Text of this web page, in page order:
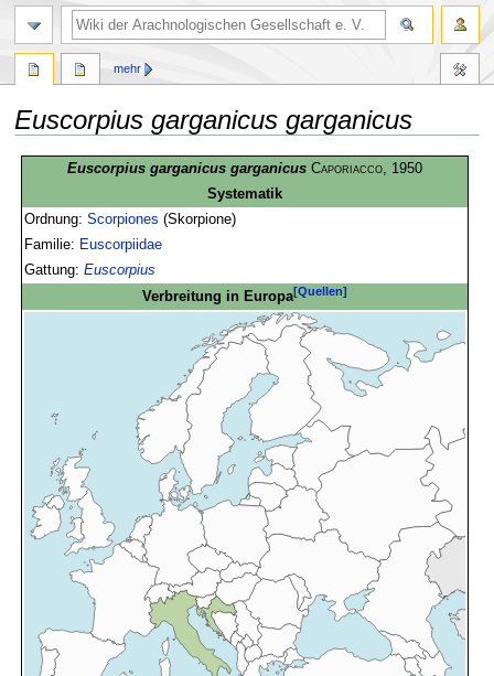
Euscorpius garganicus garganicus
springen
springen
Euscorpius garganicus garganicus Caporiacco , 1950
Systematik
Ordnung:Scorpiones (Skorpione)
Familie: Euscorpiidae
Gattung:Euscorpius
Verbreitung in Europa[Quellen]
mehr